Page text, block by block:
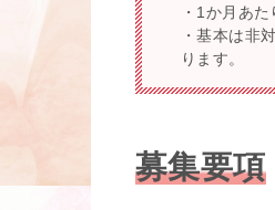
・1か月あ
・基本は非
ります。
募集要項